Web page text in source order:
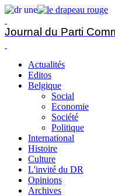
Journal du Parti
Actualités
Editos
Belgique
Social
Economie
Société
Politique
International
Histoire
Culture
L'invité du DR
Opinions
Archives